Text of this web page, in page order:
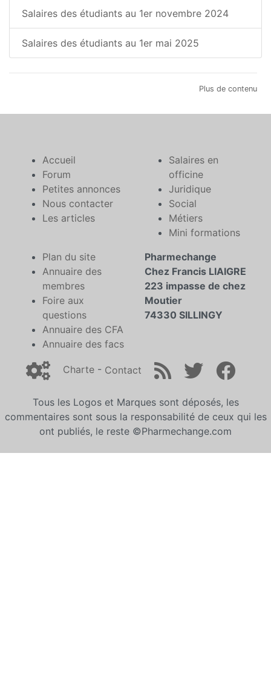
Salaires des étudiants au 1er novembre 2024
Salaires des étudiants au 1er mai 2025
Plus de contenu
Accueil
Forum
Petites annonces
Nous contacter
Les articles
Salaires en
officine
Juridique
Social
Métiers
Mini formations
Plan du site
Annuaire des
membres
Foire aux
questions
Annuaire des CFA
Annuaire des facs
Pharmechange
Chez Francis LIAIGRE
223 impasse de chez
Moutier
74330 SILLINGY
Charte - Contact
Tous les Logos et Marques sont déposés, les
commentaires sont sous la responsabilité de ceux qui les
ont publiés, le reste ©Pharmechange.com